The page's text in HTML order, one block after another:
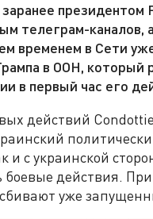
заранее
телеграм-каналов,
временем в Сети
в ООН, который
в первый час его
действий
и с украинской
действия.
уже